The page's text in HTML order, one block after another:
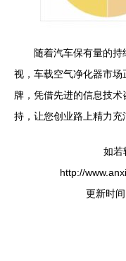
随着汽车保有量的
视，车载空气净化器市
牌，凭借先进的信息技
持，让您创业路上精力充
如若
http://
更新时